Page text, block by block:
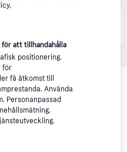
som kanske skulle
för att tillhandahålla
positionering.
för
få åtkomst till
Använda
Personanpassad